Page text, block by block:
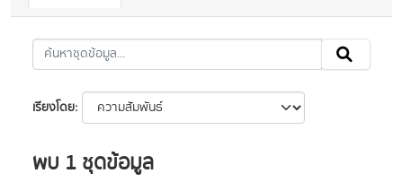
เรียงโดย
พบ 1 ชุดข้อมูล